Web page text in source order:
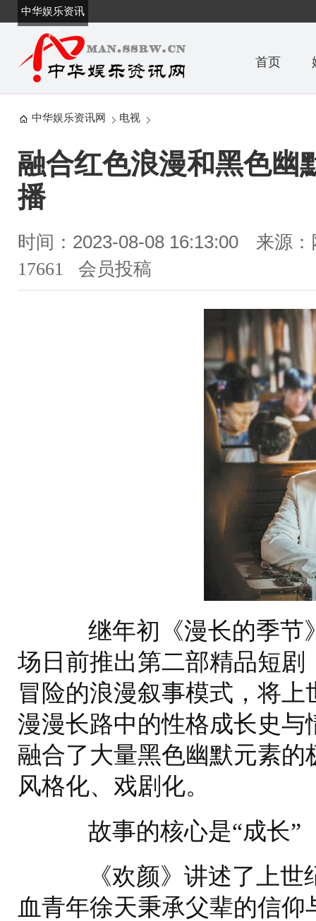
中华娱乐资讯
网
首页
中华娱乐资讯网 电视
融合红色浪漫和黑色幽
播
时间：2023-08-08 16:13:00
来源：
17661 会员投稿
继年初《漫长的季节
场日前推出第二部精品短
冒险的浪漫叙事模式，将
漫漫长路中的性格成长史
融合了大量黑色幽默元素
风格化、戏剧化。
故事的核心是“成长”
《欢颜》讲述了上世
血青年徐天秉承父辈的信